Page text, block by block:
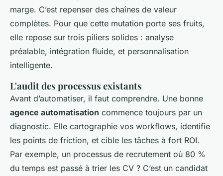
marge. C’est repenser des chaînes de valeur
complètes. Pour que cette mutation porte ses fruits,
elle repose sur trois piliers solides : analyse
préalable, intégration fluide, et personnalisation
intelligente.
L'audit des processus existants
Avant d’automatiser, il faut comprendre. Une bonne
agence automatisation commence toujours par un
diagnostic. Elle cartographie vos workflows, identifie
les points de friction, et cible les tâches à fort ROI.
Par exemple, un processus de recrutement où 80 %
du temps est passé à trier les CV ? C’est un candidat